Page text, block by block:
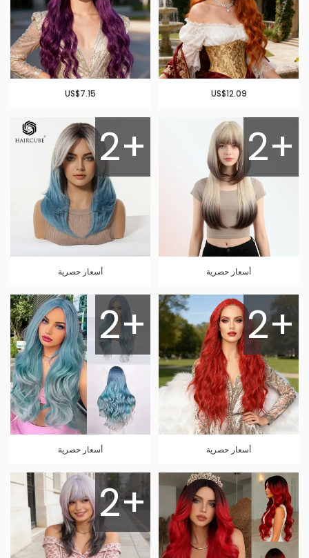
US$12.09
US$7.15
2+
أسعار حصرية
2+
أسعار حصرية
2+
أسعار حصرية
2+
أسعار حصرية
2+